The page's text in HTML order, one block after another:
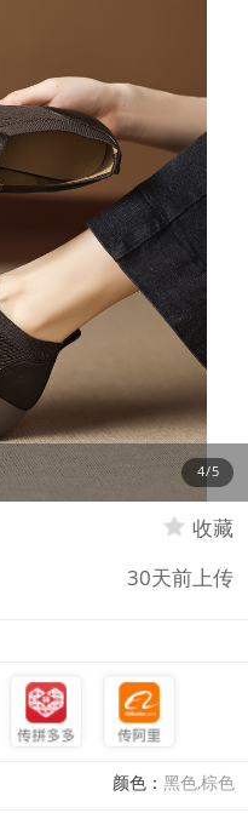
4/5
收藏
30天前上传
颜色：黑色,棕色